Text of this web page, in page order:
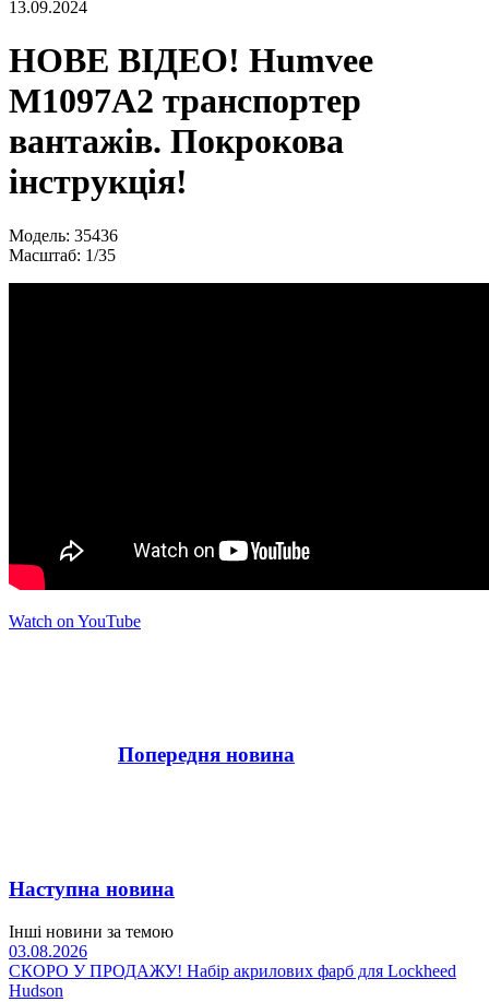
13.09.2024
НОВЕ ВІДЕО! Humvee
M1097A2 транспортер
вантажів. Покрокова
інструкція!
Модель: 35436
Масштаб: 1/35
Watch on YouTube
Попередня новина
Наступна новина
Інші новини за темою
03.08.2026
СКОРО У ПРОДАЖУ! Набір акрилових фарб для Lockheed
Hudson